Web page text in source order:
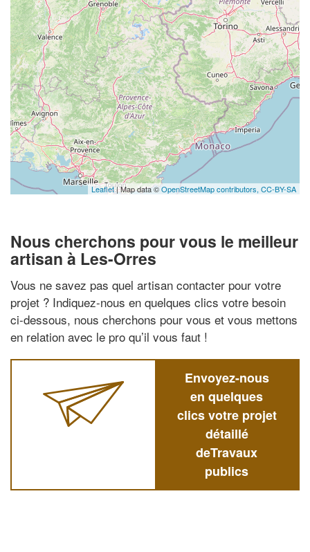
Leaflet| Map data ©OpenStreetMap contributors, CC-BY-SA
Nous cherchons pour vous le meilleur
artisan à Les-Orres
Vous ne savez pas quel artisan contacter pour votre
projet ? Indiquez-nous en quelques clics votre besoin
ci-dessous, nous cherchons pour vous et vous mettons
en relation avec le pro qu’il vous faut !
Envoyez-nous
en quelques
clics votre projet
détaillé
deTravaux
publics